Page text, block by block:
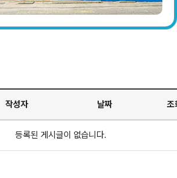
작성자 날짜 조
등록된 게시글이 없습니다.